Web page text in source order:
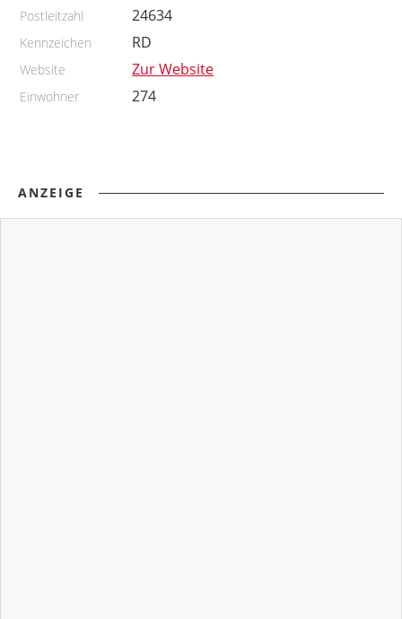
Postleitzahl 24634
Kennzeichen RD
Website Zur Website
Einwohner 274
ANZEIGE